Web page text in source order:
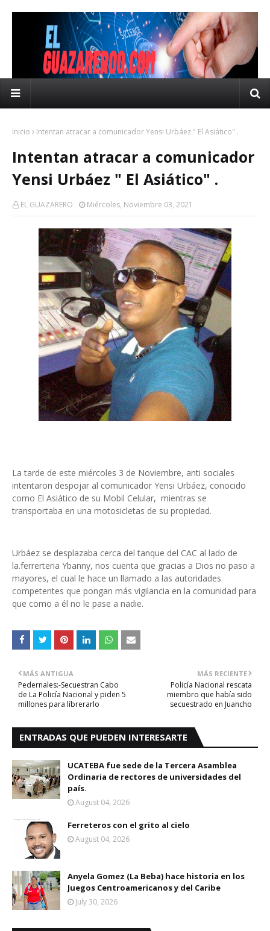
Inicio Intentan atracar a comunicador Yensi Urbáez " El Asiático" .
Intentan atracar a comunicador
Yensi Urbáez " El Asiático" .
EL GUAZARERO Miércoles, Noviembre 03, 2021
La tarde de este miércoles 3 de Noviembre, anti sociales
intentaron despojar al comunicador Yensi Urbáez, conocido
como El Asiático de su Mobil Celular, mientras se
transportaba en una motosicletas de su propiedad.
Urbáez se desplazaba cerca del tanque del CAC al lado de
la.ferrerteria Ybanny, nos cuenta que gracias a Dios no paso a
mayores, el cual le hace un llamado a las autoridades
competentes que pongan más vigilancia en la comunidad para
que como a él no le pase a nadie.
MÁS RECIENTE
Policía Nacional rescata
miembro que había sido
secuestrado en Juancho
MÁS ANTIGUA
Pedernales:-Secuestran Cabo
de La Policía Nacional y piden 5
millones para líbrerarlo
ENTRADAS QUE PUEDEN INTERESARTE
UCATEBA fue sede de la Tercera Asamblea
Ordinaria de rectores de universidades del
país.
August 04, 2026
Ferreteros con el grito al cielo
August 04, 2026
Anyela Gomez (La Beba) hace historia en los
Juegos Centroamericanos y del Caribe
July 30, 2026